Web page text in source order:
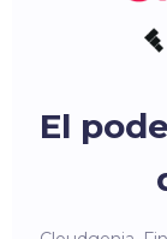
El